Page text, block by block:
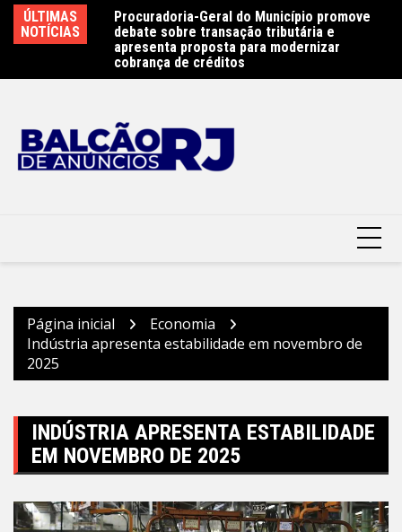
para
ÚLTIMAS
NOTÍCIAS
450 atletas na
sábado (8) –
Procuradoria-Geral do Município promove
debate sobre transação tributária e
apresenta proposta para modernizar
cobrança de créditos
Página inicial
Economia
Indústria apresenta estabilidade em novembro de
2025
INDÚSTRIA APRESENTA ESTABILIDADE
EM NOVEMBRO DE 2025